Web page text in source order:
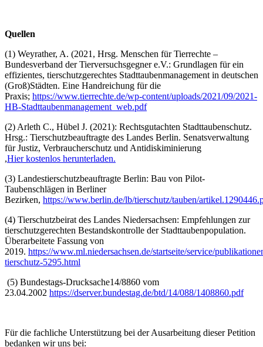
Quellen
(1) Weyrather, A. (2021, Hrsg. Menschen für Tierrechte –
Bundesverband der Tierversuchsgegner e.V.: Grundlagen für ein
effizientes, tierschutzgerechtes Stadttaubenmanagement in deutschen
(Groß)Städten. Eine Handreichung für die
Praxis; https://www.tierrechte.de/wp-content/uploads/2021/09/2021-
HB-Stadttaubenmanagement_web.pdf
(2) Arleth C., Hübel J. (2021): Rechtsgutachten Stadttaubenschutz.
Hrsg.: Tierschutzbeauftragte des Landes Berlin. Senatsverwaltung
für Justiz, Verbraucherschutz und Antidiskiminierung
,Hier kostenlos herunterladen.
(3) Landestierschutzbeauftragte Berlin: Bau von Pilot-
Taubenschlägen in Berliner
Bezirken, https://www.berlin.de/lb/tierschutz/tauben/
(4) Tierschutzbeirat des Landes Niedersachsen: Empfehlungen zur
tierschutzgerechten Bestandskontrolle der Stadttaubenpopulation.
Überarbeitete Fassung von
2019. https://www.ml.niedersachsen.de/startseite/service/
tierschutz-5295.html
(5) Bundestags-Drucksache14/8860 vom
23.04.2002 https://dserver.bundestag.de/btd/14/088/1408860.pdf
Für die fachliche Unterstützung bei der Ausarbeitung dieser Petition
bedanken wir uns bei: